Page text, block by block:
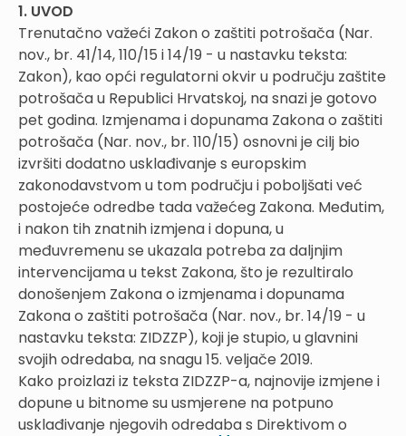
1. UVOD
Trenutačno važeći Zakon o zaštiti potrošača (Nar.
nov., br. 41/14, 110/15 i 14/19 - u nastavku teksta:
Zakon), kao opći regulatorni okvir u području zaštite
potrošača u Republici Hrvatskoj, na snazi je gotovo
pet godina. Izmjenama i dopunama Zakona o zaštiti
potrošača (Nar. nov., br. 110/15) osnovni je cilj bio
izvršiti dodatno usklađivanje s europskim
zakonodavstvom u tom području i poboljšati već
postojeće odredbe tada važećeg Zakona. Međutim,
i nakon tih znatnih izmjena i dopuna, u
međuvremenu se ukazala potreba za daljnjim
intervencijama u tekst Zakona, što je rezultiralo
donošenjem Zakona o izmjenama i dopunama
Zakona o zaštiti potrošača (Nar. nov., br. 14/19 - u
nastavku teksta: ZIDZZP), koji je stupio, u glavnini
svojih odredaba, na snagu 15. veljače 2019.
Kako proizlazi iz teksta ZIDZZP-a, najnovije izmjene i
dopune u bitnome su usmjerene na potpuno
usklađivanje njegovih odredaba s Direktivom o